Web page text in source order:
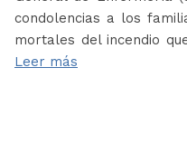
condolencias a los
mortales del incendio
Leer más